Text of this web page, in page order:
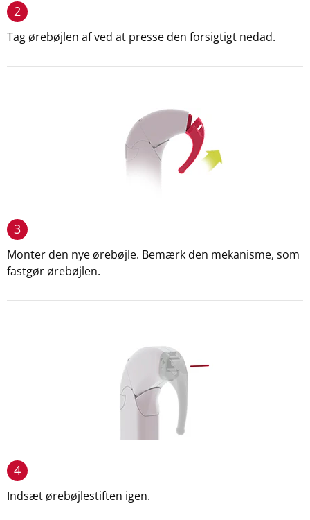
2
Tag ørebøjlen af ved at presse den forsigtigt nedad.
3
Monter den nye ørebøjle. Bemærk den mekanisme, som
fastgør ørebøjlen.
4
Indsæt ørebøjlestiften igen.